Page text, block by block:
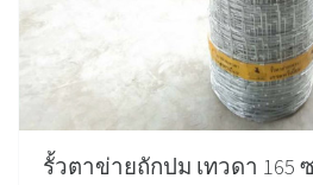
รั้วตาข่ายถักปม เทวดา 165